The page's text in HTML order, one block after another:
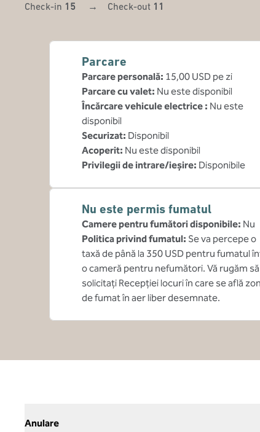
Check-in 15 → Check-out 11
Parcare
Parcare personală: 15,00 USD pe zi
Parcare cu valet: Nu este disponibil
Încărcare vehicule electrice : Nu este
disponibil
Securizat: Disponibil
Acoperit: Nu este disponibil
Privilegii de intrare/ieșire: Disponibile
Nu este permis fumatul
Camere pentru fumători disponibile: Nu
Politica privind fumatul: Se va percepe o
taxă de până la 350 USD pentru fumatul
o cameră pentru nefumători. Vă rugăm să
solicitați Recepției locuri în care se află
de fumat în aer liber desemnate.
Anulare